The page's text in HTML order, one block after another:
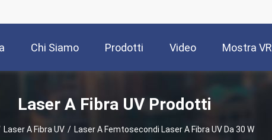
Chi Siamo Prodotti Video Mostra VR
Laser A Fibra UV Prodotti
Laser A Fibra UV / Laser A Femtosecondi Laser A Fibra UV Da 30 W